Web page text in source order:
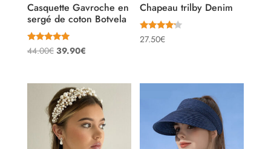
Casquette Gavroche en
sergé de coton Botvela
Note
5.00
44.00€ Le
initial
était :
44.00€.
39.90€Le
actuel
est :
39.90€.
Chapeau trilby Denim
Note
4.00
27.50€